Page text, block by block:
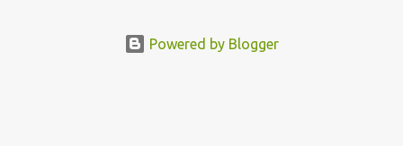
valori umani, fatti di rapporti sociali, come amicizia, amore,
Powered by Blogger